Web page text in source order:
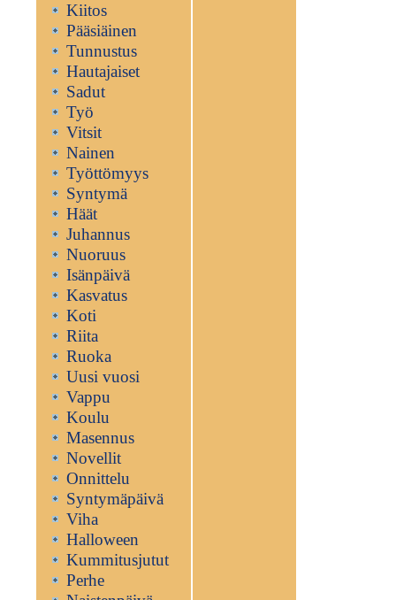
Kiitos
Pääsiäinen
Tunnustus
Hautajaiset
Sadut
Työ
Vitsit
Nainen
Työttömyys
Syntymä
Häät
Juhannus
Nuoruus
Isänpäivä
Kasvatus
Koti
Riita
Ruoka
Uusi vuosi
Vappu
Koulu
Masennus
Novellit
Onnittelu
Syntymäpäivä
Viha
Halloween
Kummitusjutut
Perhe